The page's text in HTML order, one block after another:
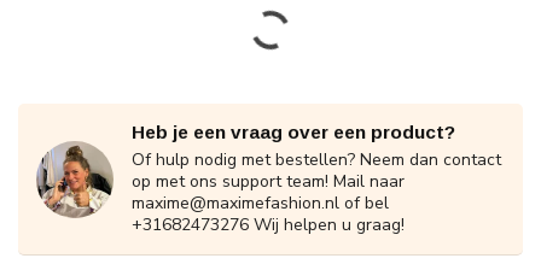
Heb je een vraag over een product?
Of hulp nodig met bestellen? Neem dan contact
op met ons support team! Mail naar
maxime@maximefashion.nl of bel
+31682473276 Wij helpen u graag!